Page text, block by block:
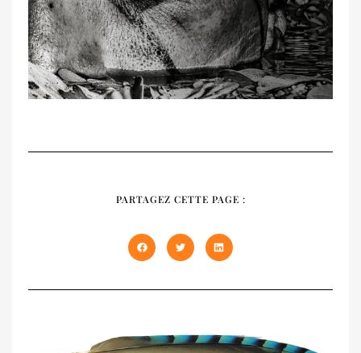
RECUEIL
premiers numéros épuisés de NATIVES en
un seul volume de 408 pages. À offrir et à
s'offrir !
PARTAGEZ CETTE PAGE :